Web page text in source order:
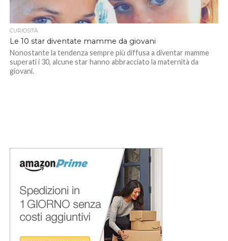
CURIOSITÀ
Le 10 star diventate mamme da giovani
Nonostante la tendenza sempre più diffusa a diventar mamme
superati i 30, alcune star hanno abbracciato la maternità da
giovani.